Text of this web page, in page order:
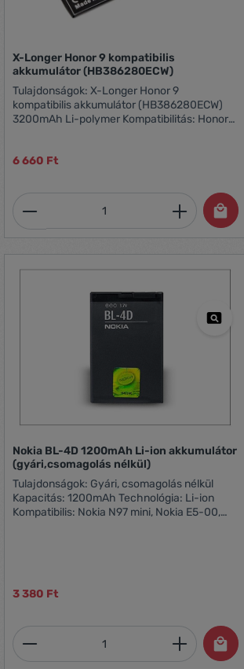
a kívánt mennyiséget,
X-Longer Honor 9 kompatibilis
akkumulátor (HB386280ECW)
Tulajdonságok: X-Longer Honor 9
kompatibilis akkumulátor (HB386280ECW)
3200mAh Li-polymer Kompatibilitás: Honor
Technológia: Li-polymer
6 660 Ft
Termékmennyiség: Adja
a kívánt mennyiséget,
Nokia BL-4D 1200mAh Li-ion akkumulátor
(gyári,csomagolás nélkül)
Tulajdonságok: Gyári, csomagolás nélkül
Kapacitás: 1200mAh Technológia: Li-ion
Kompatibilis: Nokia N97 mini, Nokia E5-00,
3 380 Ft
Termékmennyiség: Adja